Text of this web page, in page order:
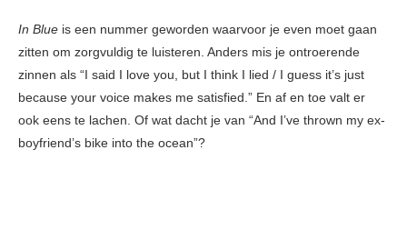
In Blue is een nummer geworden waarvoor je even moet gaan
zitten om zorgvuldig te luisteren. Anders mis je ontroerende
zinnen als “I said I love you, but I think I lied / I guess it’s just
because your voice makes me satisfied.” En af en toe valt er
ook eens te lachen. Of wat dacht je van “And I’ve thrown my ex-
boyfriend’s bike into the ocean”?